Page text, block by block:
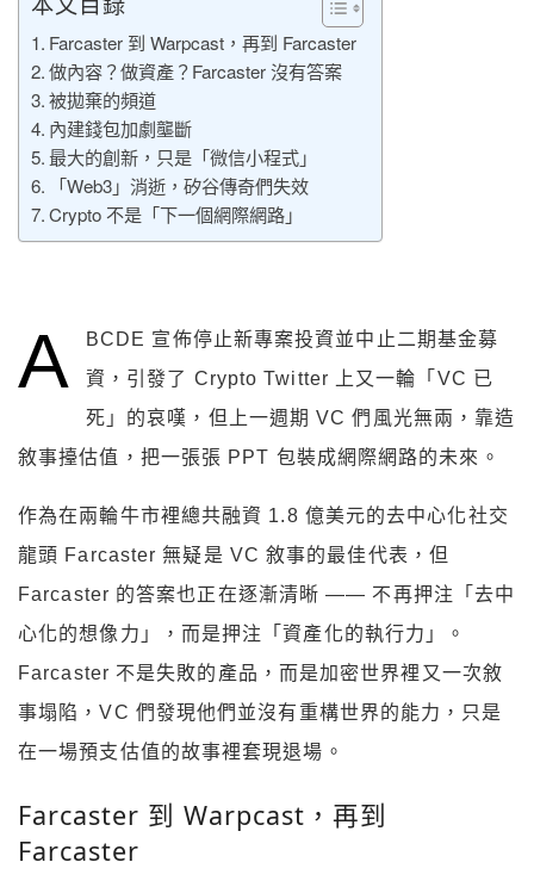
本文目錄
Farcaster 到 Warpcast，再到 Farcaster
做內容？做資產？Farcaster 沒有答案
被拋棄的頻道
內建錢包加劇壟斷
最大的創新，只是「微信小程式」
「Web3」消逝，矽谷傳奇們失效
Crypto 不是「下一個網際網路」
A
BCDE 宣佈停止新專案投資並中止二期基金募
資，引發了 Crypto Twitter 上又一輪「VC 已
死」的哀嘆，但上一週期 VC 們風光無兩，靠造
敘事擡估值，把一張張 PPT 包裝成網際網路的未來。
作為在兩輪牛市裡總共融資 1.8 億美元的去中心化社交
龍頭 Farcaster 無疑是 VC 敘事的最佳代表，但
Farcaster 的答案也正在逐漸清晰 —— 不再押注「去中
心化的想像力」，而是押注「資產化的執行力」。
Farcaster 不是失敗的產品，而是加密世界裡又一次敘
事塌陷，VC 們發現他們並沒有重構世界的能力，只是
在一場預支估值的故事裡套現退場。
Farcaster 到 Warpcast，再到
Farcaster